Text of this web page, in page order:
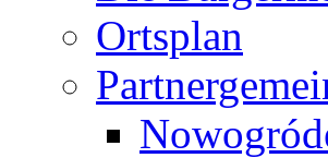
Ortsplan